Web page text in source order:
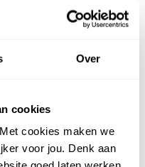
Over
cookies
cookies maken we
voor jou. Denk aan